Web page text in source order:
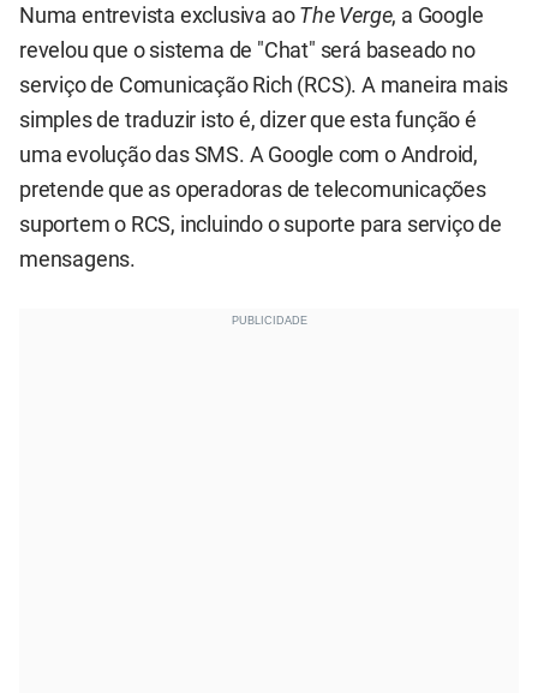
Numa entrevista exclusiva ao The Verge, a Google
revelou que o sistema de "Chat" será baseado no
serviço de Comunicação Rich (RCS). A maneira mais
simples de traduzir isto é, dizer que esta função é
uma evolução das SMS. A Google com o Android,
pretende que as operadoras de telecomunicações
suportem o RCS, incluindo o suporte para serviço de
mensagens.